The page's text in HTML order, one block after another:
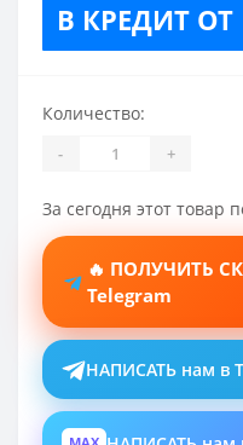
В КРЕДИТ
Количество:
- +
За сегодня этот товар
🔥 ПОЛУЧИТЬ
Telegram
НАПИСАТЬ нам в